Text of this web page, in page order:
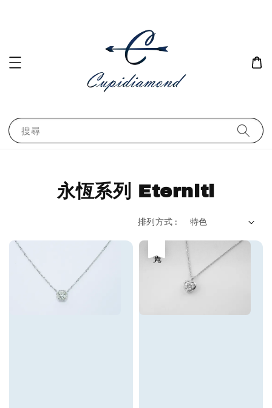
搜尋
永恆系列 Eterniti
排列方式 :